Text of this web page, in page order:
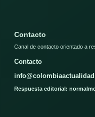
Contacto
Canal de contacto orientado a
Contacto
Respuesta editorial: